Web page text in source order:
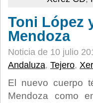
Toni López
Mendoza
Noticia de 10 julio
Andaluza, Tejero,
El nuevo cuerpo
Mendoza como